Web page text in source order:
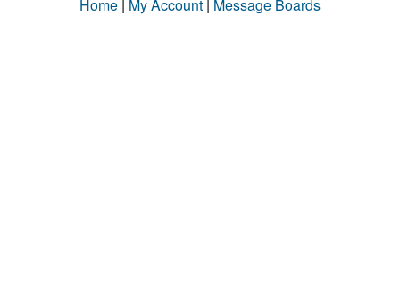
Home | My Account | Message Boards